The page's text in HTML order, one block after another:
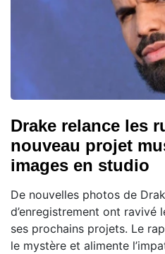
Drake relance les
nouveau projet
images en studio
De nouvelles photos de
d’enregistrement ont ravivé
ses prochains projets. Le
le mystère et alimente